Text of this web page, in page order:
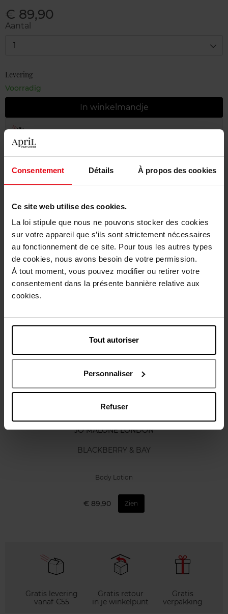
Consentement Détails À propos des cookies
Ce site web utilise des cookies.
La loi stipule que nous ne pouvons stocker des cookies
sur votre appareil que s’ils sont strictement nécessaires
au fonctionnement de ce site. Pour tous les autres types
de cookies, nous avons besoin de votre permission.
À tout moment, vous pouvez modifier ou retirer votre
consentement dans la présente bannière relative aux
cookies.
Tout autoriser
Personnaliser
Refuser
€ 89,90
Aantal
1
Levering
Voorradig
In winkelmandje
Gratis levering bij aankoop van min. 55€
Gratis retour in je winkelpunt
Gratis verpakking
Beschrijving
Karakteristieken
Review
Nog iets vergeten ?
JO MALONE LONDON
BLACKBERRY & BAY
Body Lotion
€ 89,90 Zien
Gratis levering
vanaf €55
Gratis retour
in je winkelpunt
Gratis
verpakking